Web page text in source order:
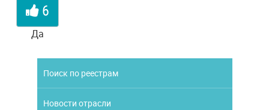
6
Да
Поиск по реестрам
Новости отрасли